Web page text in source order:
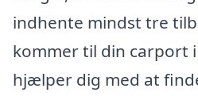
indhente mindst tre
kommer til din carport
hjælper dig med at